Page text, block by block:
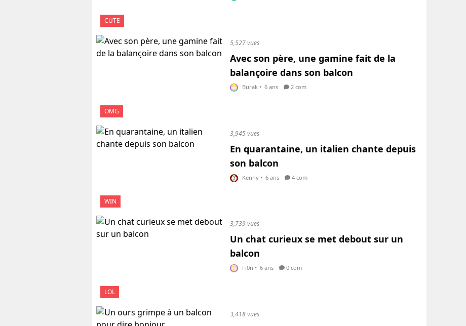
CUTE
OMG
5,527 vues
Avec son père, une gamine fait de la
balançoire dans son balcon
Burak • 6 ans 2 com
WIN
3,945 vues
En quarantaine, un italien chante depuis
son balcon
Kenny • 6 ans 4 com
LOL
3,739 vues
Un chat curieux se met debout sur un
balcon
Fi0n • 6 ans 0 com
3,418 vues